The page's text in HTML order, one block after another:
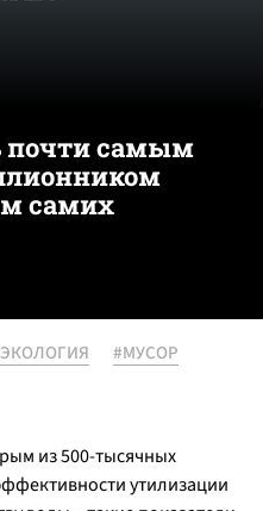
почти самым
самих
#МУСОР
из 500-тысячных
утилизации